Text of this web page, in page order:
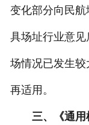
变化部分向民
具场址行业意
场情况已发生
再适用。
三、《通